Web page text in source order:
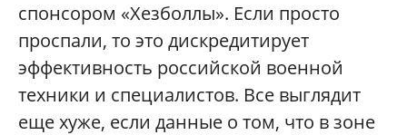
спонсором «Хезболлы». Если просто
проспали, то это дискредитирует
эффективность российской военной
техники и специалистов. Все выглядит
еще хуже, если данные о том, что в зоне